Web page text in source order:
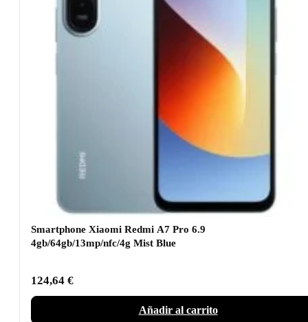
Smartphone Xiaomi Redmi A7 Pro 6.9
4gb/64gb/13mp/nfc/4g Mist Blue
124,64 €
Añadir al carrito